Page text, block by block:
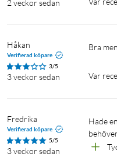
Kamera
Bländartal: f2.0
Nattseende: 10 m (IR-
Rörelseomfång: 360°
Upplösning: 2K 4MP QHD
Bildfrekvens: 15/20/25/30
Videokomprimering: H.264
2 veckor sedan
Håkan
Verifierad köpare
3/5
3 veckor sedan
Bra
Var
Fredrika
Verifierad köpare
5/5
3 veckor sedan
Hade en sen innan och eftersom jag är nöjd med den blev det en till! Väldigt nöjd, prisvärd och funkar bra för det jag
behöver